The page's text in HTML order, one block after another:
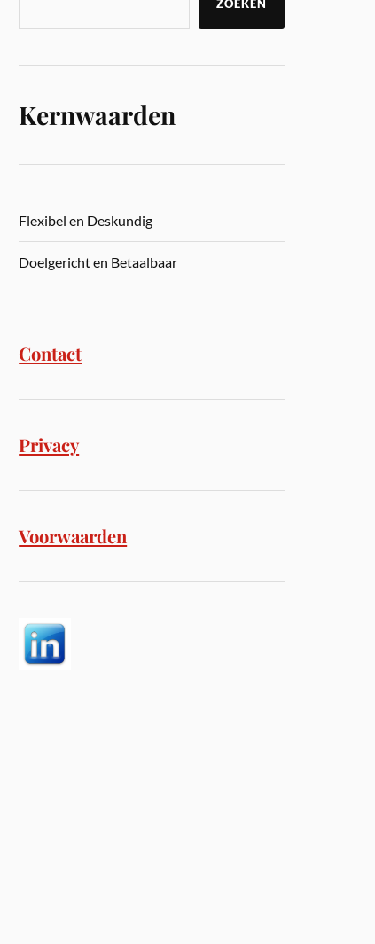
ZOEKEN
Kernwaarden
Flexibel en Deskundig
Doelgericht en Betaalbaar
Contact
Privacy
Voorwaarden